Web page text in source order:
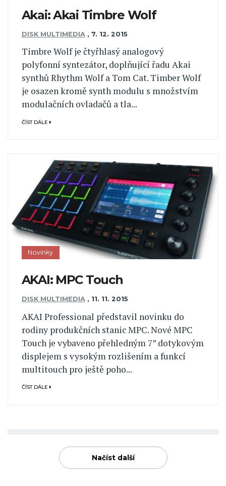
Akai: Akai Timbre Wolf
DISK MULTIMEDIA , 7. 12. 2015
Timbre Wolf je čtyřhlasý analogový
polyfonní syntezátor, doplňující řadu Akai
synthů Rhythm Wolf a Tom Cat. Timber Wolf
je osazen kromě synth modulu s množstvím
modulačních ovladačů a tla...
ČÍST DÁLE
Novinky
AKAI: MPC Touch
DISK MULTIMEDIA , 11. 11. 2015
AKAI Professional představil novinku do
rodiny produkčních stanic MPC. Nové MPC
Touch je vybaveno přehledným 7” dotykovým
displejem s vysokým rozlišením a funkcí
multitouch pro ještě poho...
ČÍST DÁLE
Načíst další